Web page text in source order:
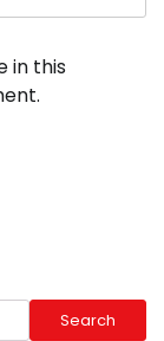
in this
Search